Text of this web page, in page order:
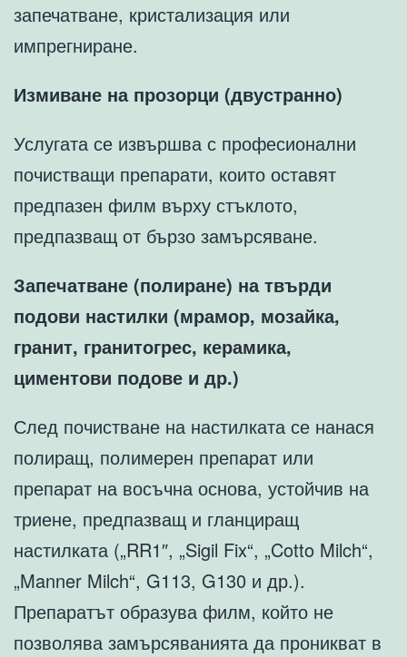
запечатване, кристализация или
импрегниране.
Измиване на прозорци (двустранно)
Услугата се извършва с професионални
почистващи препарати, които оставят
предпазен филм върху стъклото,
предпазващ от бързо замърсяване.
Запечатване (полиране) на твърди
подови настилки (мрамор, мозайка,
гранит, гранитогрес, керамика,
циментови подове и др.)
След почистване на настилката се нанася
полиращ, полимерен препарат или
препарат на восъчна основа, устойчив на
триене, предпазващ и гланциращ
настилката („RR1″, „Sigil Fix“, „Cotto Milch“,
„Manner Milch“, G113, G130 и др.).
Препаратът образува филм, който не
позволява замърсяванията да проникват в